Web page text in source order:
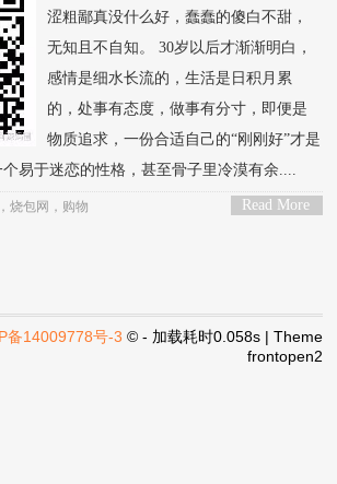
涩粗鄙真没什么好，蠢蠢的傻白不甜，
无知且不自知。 30岁以后才渐渐明白，
感情是细水长流的，生活是日积月累
的，处事有态度，做事有分寸，即便是
物质追求，一份合适自己的“刚刚好”才是
易于迷恋的性格，甚至骨子里冷漠有余....
Read More
，烧包网 ， 购物
备14009778号-3 © - 加载耗时0.058s | Theme
frontopen2